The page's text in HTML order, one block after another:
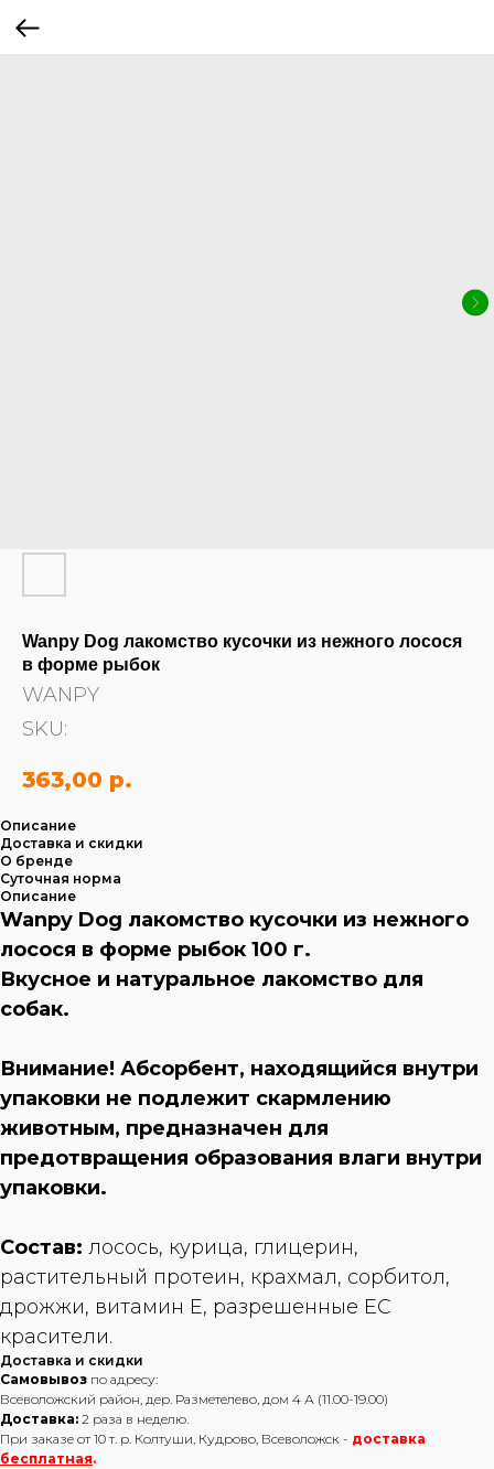
Wanpy Dog лакомство кусочки из нежного лосося
в форме рыбок
WANPY
SKU:
363,00 р.
Описание
Доставка и скидки
О бренде
Суточная норма
Описание
Wanpy Dog лакомство кусочки из нежного
лосося в форме рыбок 100 г.
Вкусное и натуральное лакомство для
собак.
Внимание! Абсорбент, находящийся внутри
упаковки не подлежит скармлению
животным, предназначен для
предотвращения образования влаги внутри
упаковки.
Состав: лосось, курица, глицерин,
растительный протеин, крахмал, сорбитол,
дрожжи, витамин Е, разрешенные ЕС
красители.
Доставка и скидки
Самовывоз по адресу:
Всеволожский район, дер. Разметелево, дом 4 А (11.00-19.00)
Доставка: 2 раза в неделю.
При заказе от 10 т. р. Колтуши, Кудрово, Всеволожск - доставка
бесплатная.